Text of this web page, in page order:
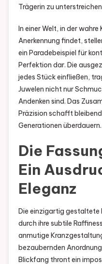
Trägerin zu
In einer Welt, in der
Anerkennung findet,
ein Paradebeispiel für
Perfektion dar. Die
jedes Stück einfließen,
Juwelen nicht nur
Andenken sind. Das
Präzision schafft
Generationen überdauern.
Die
Ein
Eleganz
Die einzigartig gestaltete
durch ihre subtile
anmutige
bezaubernden
Blickfang thront ein